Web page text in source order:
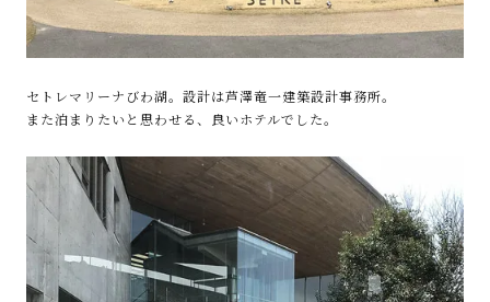
セトレマリーナびわ湖。設計は芦澤竜一建築設計事務所。
また泊まりたいと思わせる、良いホテルでした。